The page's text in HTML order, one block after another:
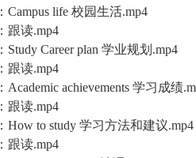
life 校园生活.mp4
跟读.mp4
Career plan 学业规划.mp4
跟读.mp4
achievements 学习成绩
跟读.mp4
to study 学习方法和建议.mp4
跟读.mp4